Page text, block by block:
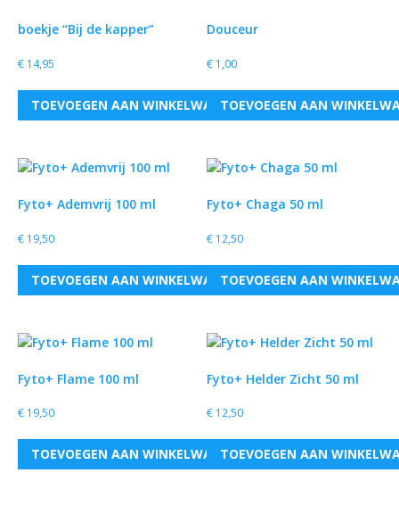
boekje “Bij de kapper”
€ 14,95
TOEVOEGEN AAN WINKELWAGEN
Douceur
€ 1,00
TOEVOEGEN AAN
Fyto+ Ademvrij 100 ml
€ 19,50
TOEVOEGEN AAN WINKELWAGEN
Fyto+ Chaga 50 ml
€ 12,50
TOEVOEGEN AAN
Fyto+ Flame 100 ml
€ 19,50
TOEVOEGEN AAN WINKELWAGEN
Fyto+ Helder Zicht 50 ml
€ 12,50
TOEVOEGEN AAN